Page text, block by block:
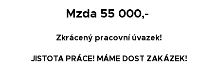
Mzda 55 000,-
Zkrácený pracovní úvazek!
JISTOTA PRÁCE! MÁME DOST ZAKÁZEK!